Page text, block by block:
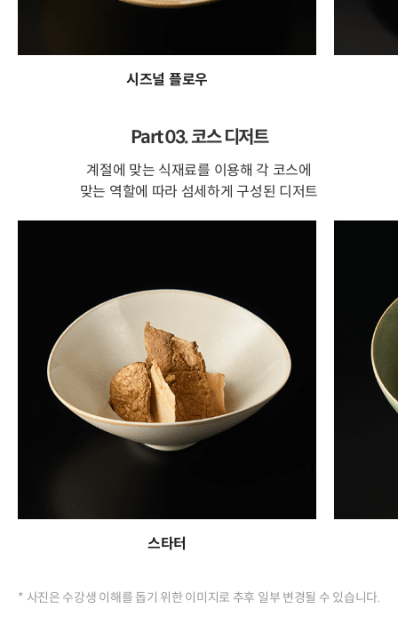
시즈널 플로우
Part 03. 코스 디저트
계절에 맞는 식재료를 이용해 각 코스에
맞는 역할에 따라 섬세하게 구성된 디저트
스타터
* 사진은 수강생 이해를 돕기 위한 이미지로 추후 일부 변경될 수 있습니다.